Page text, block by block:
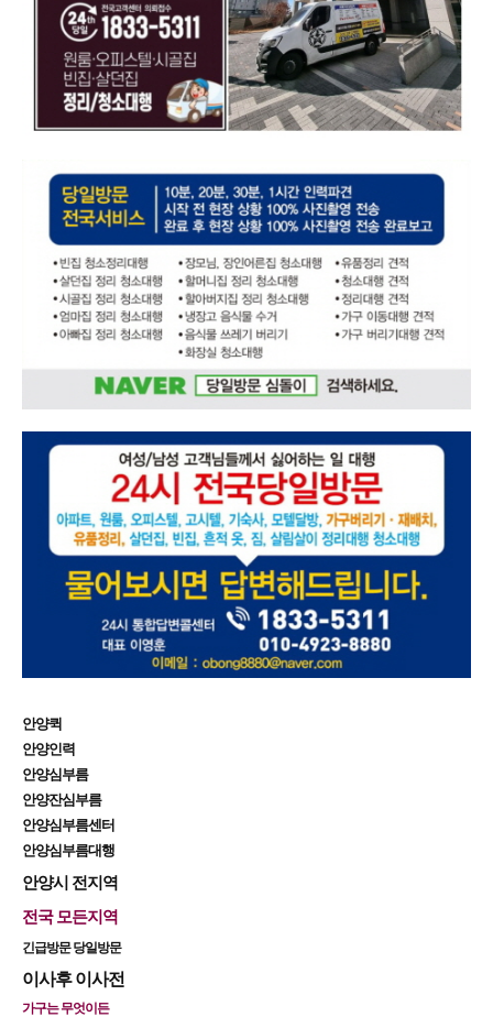
안양퀵
안양인력
안양심부름
안양잔심부름
안양심부름센터
안양심부름대행
안양시 전지역
전국 모든지역
긴급방문 당일방문
이사후 이사전
가구는 무엇이든